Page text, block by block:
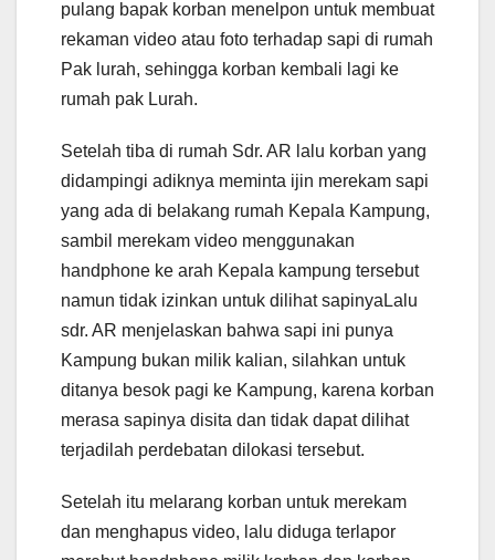
pulang bapak korban menelpon untuk membuat
rekaman video atau foto terhadap sapi di rumah
Pak lurah, sehingga korban kembali lagi ke
rumah pak Lurah.
Setelah tiba di rumah Sdr. AR lalu korban yang
didampingi adiknya meminta ijin merekam sapi
yang ada di belakang rumah Kepala Kampung,
sambil merekam video menggunakan
handphone ke arah Kepala kampung tersebut
namun tidak izinkan untuk dilihat sapinyaLalu
sdr. AR menjelaskan bahwa sapi ini punya
Kampung bukan milik kalian, silahkan untuk
ditanya besok pagi ke Kampung, karena korban
merasa sapinya disita dan tidak dapat dilihat
terjadilah perdebatan dilokasi tersebut.
Setelah itu melarang korban untuk merekam
dan menghapus video, lalu diduga terlapor